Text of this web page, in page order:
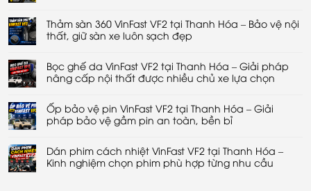
bình
luận
ở
chống
ồn
VinFast
Thanh
Hóa
–
giảm
tiếng
ồn
Thảm sàn 360 VinFast VF2 tại Thanh Hóa – Bảo vệ nội
thất, giữ sàn xe luôn sạch đẹp
bình
luận
ở
360
VinFast
VF2
Hóa
–
Bảo
Bọc ghế da VinFast VF2 tại Thanh Hóa – Giải pháp
nâng cấp nội thất được nhiều chủ xe lựa chọn
bình
luận
ở
da
VinFast
VF2
Ốp bảo vệ pin VinFast VF2 tại Thanh Hóa – Giải
pháp bảo vệ gầm pin an toàn, bền bỉ
bình
luận
ở
Dán phim cách nhiệt VinFast VF2 tại Thanh Hóa –
Kinh nghiệm chọn phim phù hợp từng nhu cầu